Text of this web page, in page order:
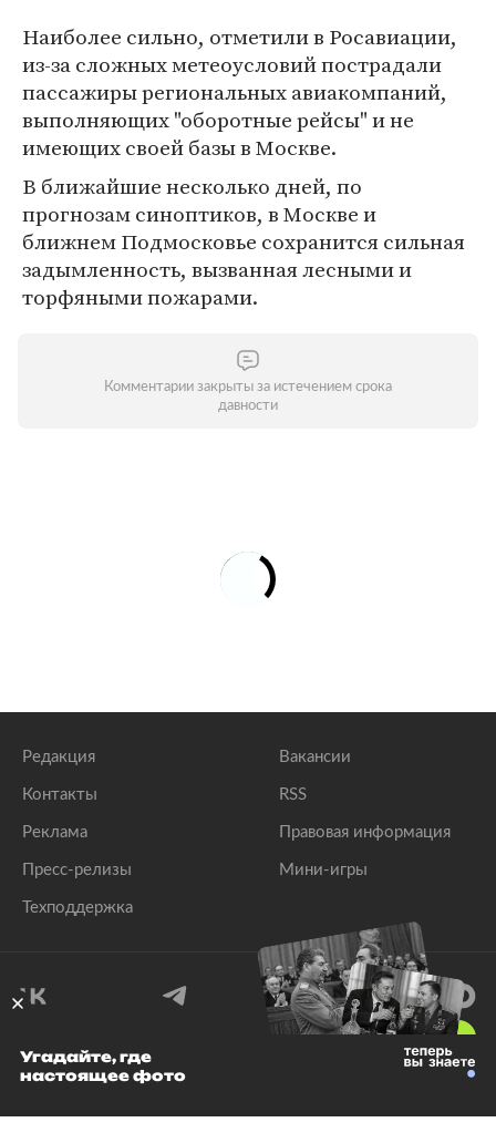
Наиболее сильно, отметили в Росавиации,
из-за сложных метеоусловий пострадали
пассажиры региональных авиакомпаний,
выполняющих "оборотные рейсы" и не
имеющих своей базы в Москве.
В ближайшие несколько дней, по
прогнозам синоптиков, в Москве и
ближнем Подмосковье сохранится сильная
задымленность, вызванная лесными и
торфяными пожарами.
Комментарии закрыты за истечением срока
давности
Редакция
Контакты
Реклама
Пресс-релизы
Техподдержка
Вакансии
RSS
Правовая информация
Мини-игры
© 1999–2026 Все права защищены.
Угадайте, где
настоящее фото